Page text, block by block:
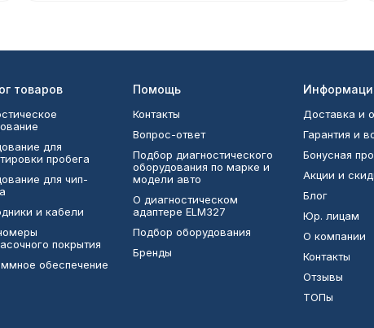
товаров
для
пробега
для чип-
и кабели
покрытия
обеспечение
Помощь
Контакты
Вопрос-ответ
Подбор диагностического
оборудования по марке и
модели авто
О диагностическом
адаптере ELM327
Подбор оборудования
Бренды
Доставка и
Гарантия и
Бонусная
Акции и
Блог
Юр. лицам
О компании
Контакты
Отзывы
ТОПы